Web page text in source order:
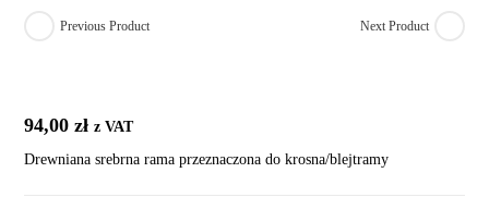
Previous Product Next Product
94,00zł z VAT
Drewniana srebrna rama przeznaczona do krosna/blejtramy